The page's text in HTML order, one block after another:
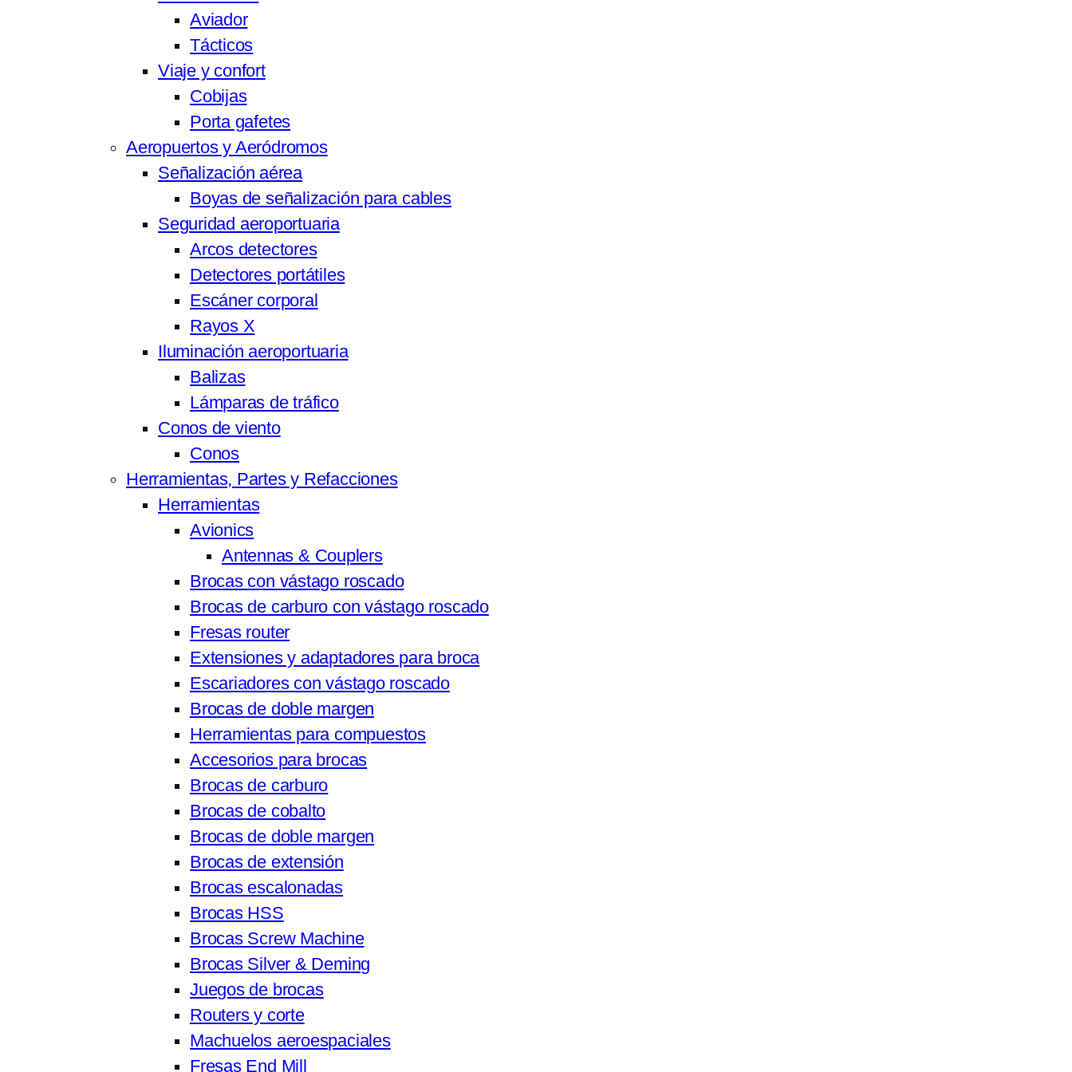
Aviador
Tácticos
Viaje y confort
Cobijas
Porta gafetes
Aeropuertos y Aeródromos
Señalización aérea
Boyas de señalización para cables
Seguridad aeroportuaria
Arcos detectores
Detectores portátiles
Escáner corporal
Rayos X
Iluminación aeroportuaria
Balizas
Lámparas de tráfico
Conos de viento
Conos
Herramientas, Partes y Refacciones
Herramientas
Avionics
Antennas & Couplers
Brocas con vástago roscado
Brocas de carburo con vástago roscado
Fresas router
Extensiones y adaptadores para broca
Escariadores con vástago roscado
Brocas de doble margen
Herramientas para compuestos
Accesorios para brocas
Brocas de carburo
Brocas de cobalto
Brocas de doble margen
Brocas de extensión
Brocas escalonadas
Brocas HSS
Brocas Screw Machine
Brocas Silver & Deming
Juegos de brocas
Routers y corte
Machuelos aeroespaciales
Fresas End Mill